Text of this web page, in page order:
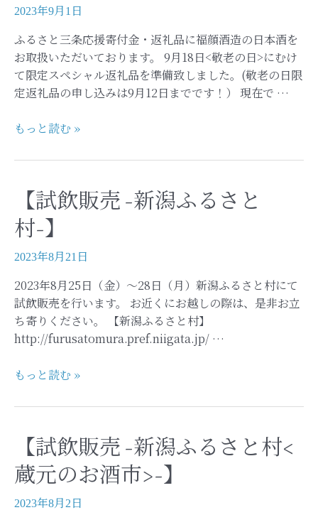
2023年9月1日
ふるさと三条応援寄付金・返礼品に福顔酒造の日本酒を
お取扱いただいております。 9月18日<敬老の日>にむけ
て限定スペシャル返礼品を準備致しました。(敬老の日限
定返礼品の申し込みは9月12日までです！） 現在で …
【ふ
さ
条
応
援
付
金-
敬
老
日
定
品-】
もっと読む »
【試飲販売 -新潟ふるさと
村-】
2023年8月21日
2023年8月25日（金）～28日（月）新潟ふるさと村にて
試飲販売を行います。 お近くにお越しの際は、是非お立
ち寄りください。 【新潟ふるさと村】
http://furusatomura.pref.niigata.jp/ …
【試
販
新
潟
ふ
もっと読む »
【試飲販売 -新潟ふるさと村<
蔵元のお酒市>-】
2023年8月2日